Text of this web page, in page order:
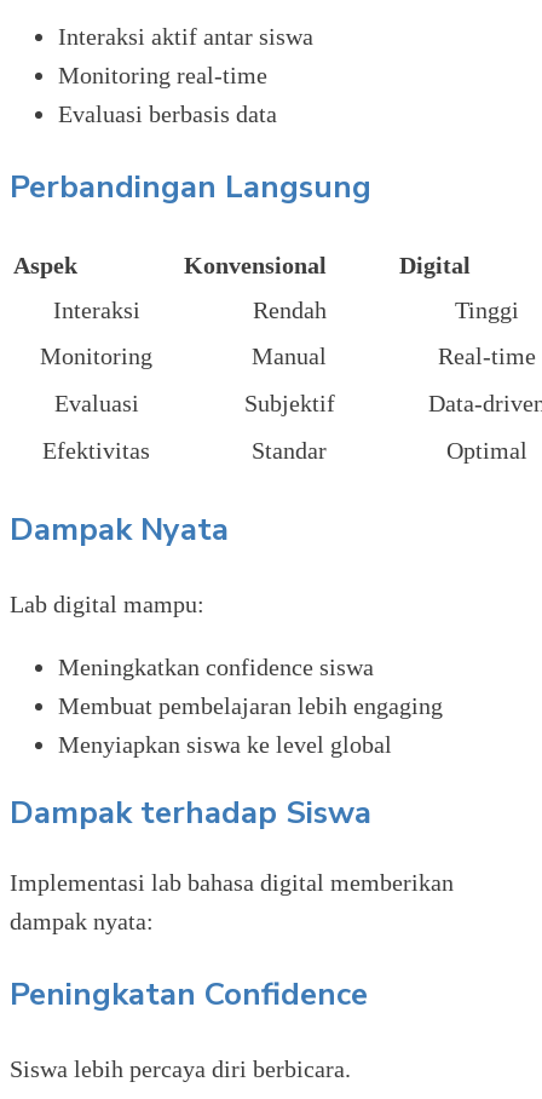
Interaksi aktif antar siswa
Monitoring real-time
Evaluasi berbasis data
Perbandingan Langsung
Aspek Konvensional
Digital
Interaksi
Rendah
Tinggi
Monitoring
Manual
Real-time
Evaluasi
Subjektif
Data-
Efektivitas
Standar Optimal
Dampak Nyata
Lab digital mampu:
Meningkatkan confidence siswa
Membuat pembelajaran lebih engaging
Menyiapkan siswa ke level global
Dampak terhadap Siswa
Implementasi lab bahasa digital memberikan
dampak nyata:
Peningkatan Confidence
Siswa lebih percaya diri berbicara.